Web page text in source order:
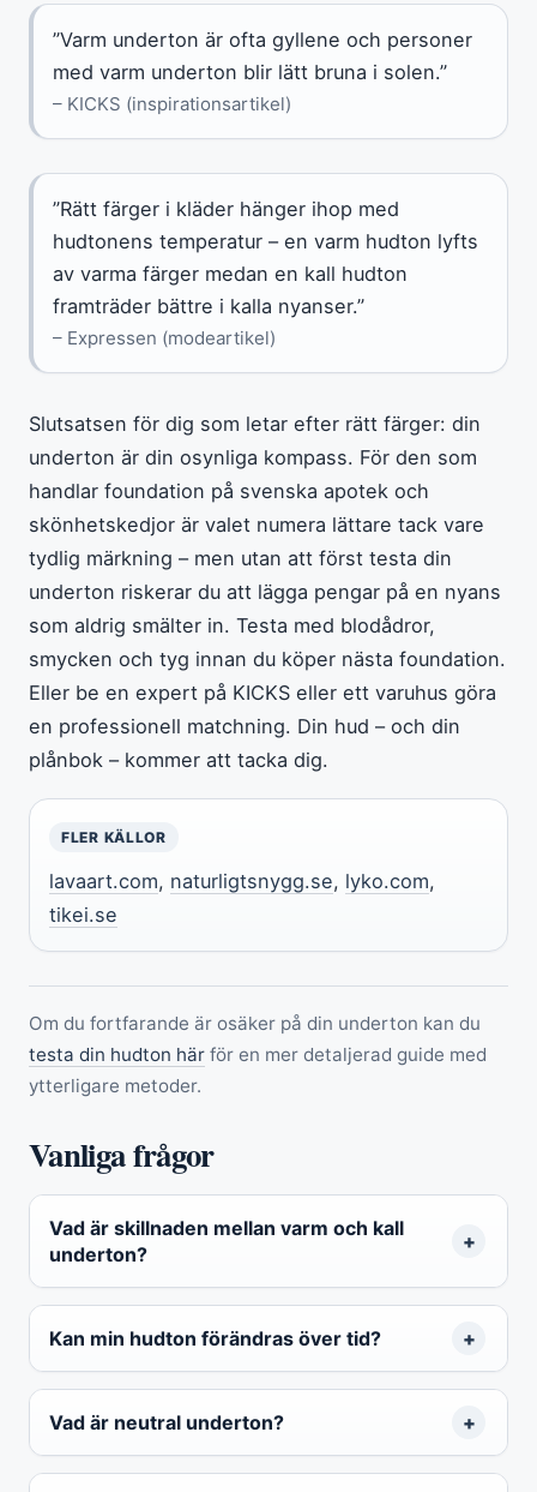
”Varm underton är ofta gyllene och personer
med varm underton blir lätt bruna i solen.”
– KICKS (inspirationsartikel)
”Rätt färger i kläder hänger ihop med
hudtonens temperatur – en varm hudton lyfts
av varma färger medan en kall hudton
framträder bättre i kalla nyanser.”
– Expressen (modeartikel)
Slutsatsen för dig som letar efter rätt färger: din
underton är din osynliga kompass. För den som
handlar foundation på svenska apotek och
skönhetskedjor är valet numera lättare tack vare
tydlig märkning – men utan att först testa din
underton riskerar du att lägga pengar på en nyans
som aldrig smälter in. Testa med blodådror,
smycken och tyg innan du köper nästa foundation.
Eller be en expert på KICKS eller ett varuhus göra
en professionell matchning. Din hud – och din
plånbok – kommer att tacka dig.
FLER KÄLLOR
lavaart.com, naturligtsnygg.se, lyko.com,
tikei.se
Om du fortfarande är osäker på din underton kan du
testa din hudton här för en mer detaljerad guide med
ytterligare metoder.
Vanliga frågor
Vad är skillnaden mellan varm och kall
underton?
Kan min hudton förändras över tid?
Vad är neutral underton?